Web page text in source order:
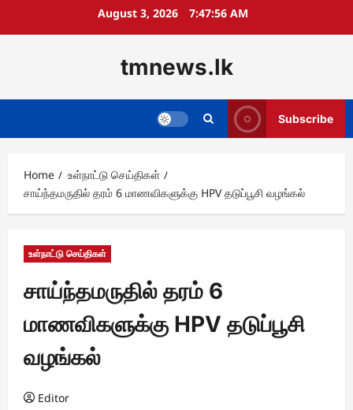
August 3, 2026 7:47:58 AM
tmnews.lk
Subscribe
Home
உள்நாட்டு செய்திகள்
சாய்ந்தமருதில் தரம் 6 மாணவிகளுக்கு HPV தடுப்பூசி வழங்கல்
உள்நாட்டு செய்திகள்
சாய்ந்தமருதில் தரம் 6
மாணவிகளுக்கு HPV தடுப்பூசி
வழங்கல்
Editor